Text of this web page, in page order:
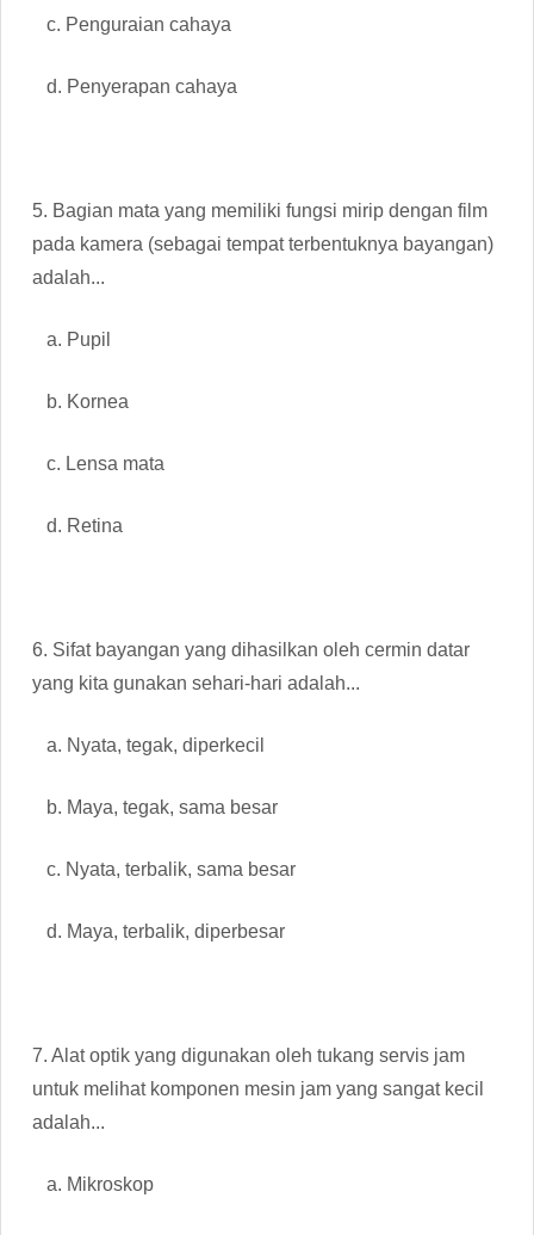
c. Penguraian cahaya
d. Penyerapan cahaya
5. Bagian mata yang memiliki fungsi mirip dengan film
pada kamera (sebagai tempat terbentuknya bayangan)
adalah...
a. Pupil
b. Kornea
c. Lensa mata
d. Retina
6. Sifat bayangan yang dihasilkan oleh cermin datar
yang kita gunakan sehari-hari adalah...
a. Nyata, tegak, diperkecil
b. Maya, tegak, sama besar
c. Nyata, terbalik, sama besar
d. Maya, terbalik, diperbesar
7. Alat optik yang digunakan oleh tukang servis jam
untuk melihat komponen mesin jam yang sangat kecil
adalah...
a. Mikroskop